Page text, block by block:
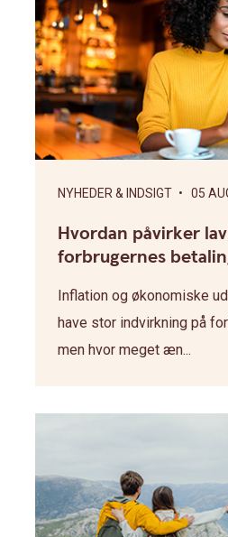
NYHEDER & INDSIGT • 05
Hvordan påvirker
forbrugernes
Inflation og økonomiske
have stor indvirkning på
men hvor meget æn...